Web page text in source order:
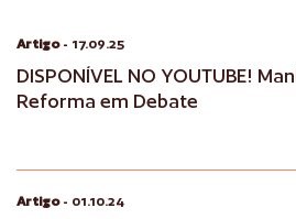
Artigo- 17.09.25
DISPONÍVEL NO YOUTUBE!
Reforma em Debate
Artigo- 01.10.24